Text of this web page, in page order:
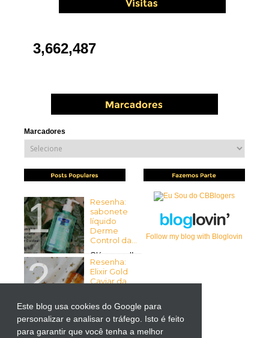
Este blog usa cookies do Google para
personalizar e analisar o tráfego. Isto é feito
para garantir que você tenha a melhor
3,662,487
Marcadores
Resenha:
sabonete
líquido
Derme
Control da...
Olá pessoal!
Tudo bem com vocês? Espero
que sim ...
Resenha:
Elixir Gold
Caviar da
Olá pessoal!
Tudo bem
com vocês? Espero que sim! ...
Resenha:
Liftactiv
Follow my blog with Bloglovin